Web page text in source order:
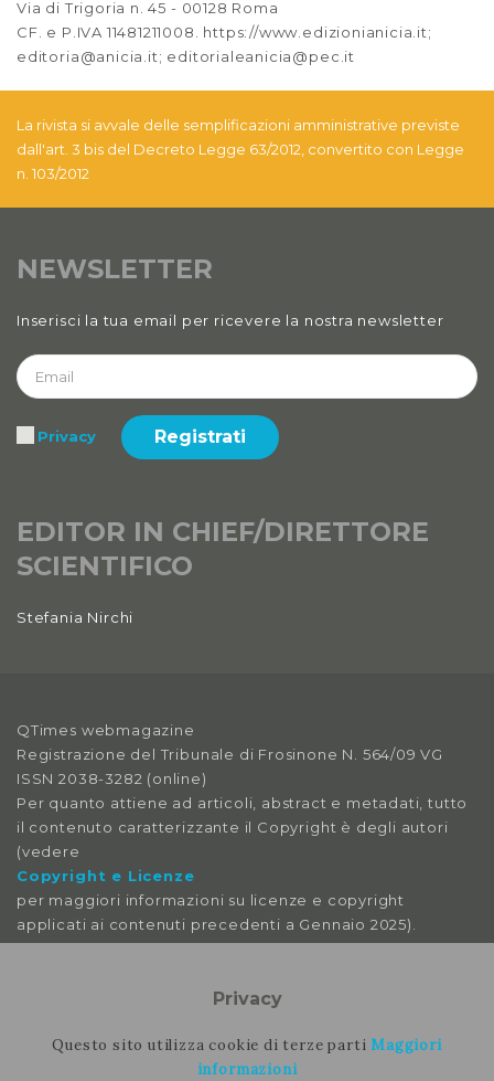
Anno XIII, Numero 1
2021
Anno XII, Numero 4
2020
Anno XII
2019
Anno XI, Numero 3
2019
2019
Anno XI, Numero 1
2018
Anno X, Numero 2
2018
Anno X, Numero 1
2018
Anno IX, Numero 4
2017
Via di Trigoria n. 45 - 00128 Roma
CF. e P.IVA 11481211008. https://www.edizionianicia.it;
editoria@anicia.it; editorialeanicia@pec.it
La rivista si avvale delle semplificazioni amministrative previste
dall'art. 3 bis del Decreto Legge 63/2012, convertito con Legge
n. 103/2012
NEWSLETTER
Inserisci la tua email per ricevere la nostra newsletter
Privacy Registrati
EDITOR IN CHIEF/DIRETTORE
SCIENTIFICO
Stefania Nirchi
QTimes webmagazine
Registrazione del Tribunale di Frosinone N. 564/09 VG
ISSN 2038-3282 (online)
Per quanto attiene ad articoli, abstract e metadati, tutto
il contenuto caratterizzante il Copyright è degli autori
(vedere
Copyright e Licenze
per maggiori informazioni su licenze e copyright
applicati ai contenuti precedenti a Gennaio 2025).
splitshire
Privacy
Questo sito utilizza cookie di terze partiMaggiori
informazioni